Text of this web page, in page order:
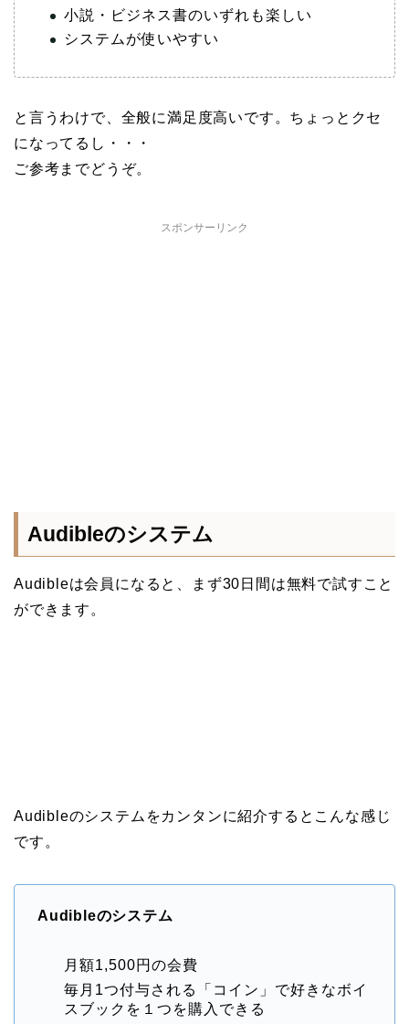
小説・ビジネス書のいずれも楽しい
システムが使いやすい
と言うわけで、全般に満足度高いです。ちょっとクセ
になってるし・・・
ご参考までどうぞ。
スポンサーリンク
Audibleのシステム
Audibleは会員になると、まず30日間は無料で試すこと
ができます。
Audibleのシステムをカンタンに紹介するとこんな感じ
です。
Audibleのシステム
月額1,500円の会費
毎月1つ付与される「コイン」で好きなボイ
スブックを１つを購入できる